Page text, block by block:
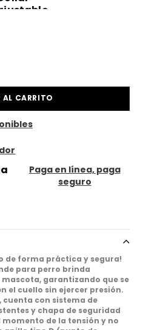
AL CARRITO
Paga en línea, paga
seguro
de forma práctica y segura!
para perro brinda
garantizando que se
el cuello sin ejercer presión.
cuenta con sistema de
y chapa de seguridad
de la tensión y no